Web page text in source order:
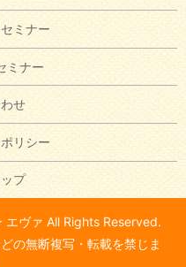
ミナー
ミナー
せ
リシー
プ
ヴァ All Rights Reserved.
の無断複写・転載を禁じま